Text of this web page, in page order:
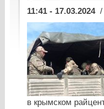
11:41 - 17.03.2024/
в крымском